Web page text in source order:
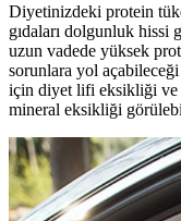
Diyetinizdeki protein
gıdaları dolgunluk
uzun vadede yüksek
sorunlara yol açabileceği
için diyet lifi eksikliği ve
mineral eksikliği